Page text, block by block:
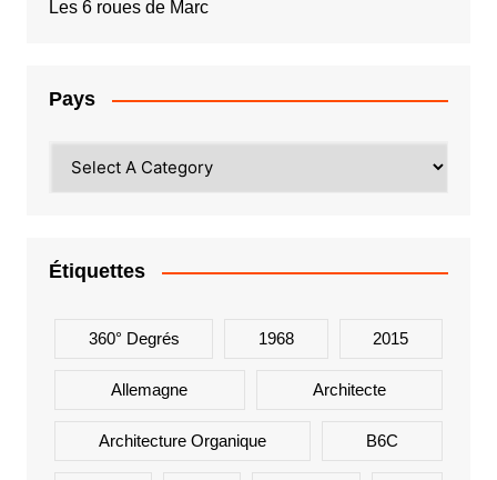
Les 6 roues de Marc
Pays
Étiquettes
360° Degrés 1968 2015
Allemagne Architecte
Architecture Organique B6C